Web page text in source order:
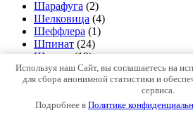
Шарафуга (2)
Шелковица (4)
Шеффлера (1)
Шпинат (24)
Щавель (19)
Эвкалипт (3)
Эдельвейс (2)
Эригерон (2)
Используя наш Сайт, вы соглашаетесь на
для сбора анонимной статистики и
сервиса.
Подробнее вПолитике